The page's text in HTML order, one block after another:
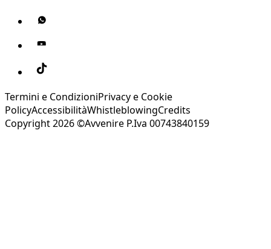
Termini e CondizioniPrivacy e Cookie
PolicyAccessibilitàWhistleblowingCredits
Copyright 2026 ©Avvenire P.Iva 00743840159